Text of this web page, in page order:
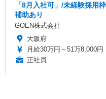
「8月入社可」/未経験採用
補助あり
GOEN株式会社
大阪府
月給30万円～51万8,000円
正社員